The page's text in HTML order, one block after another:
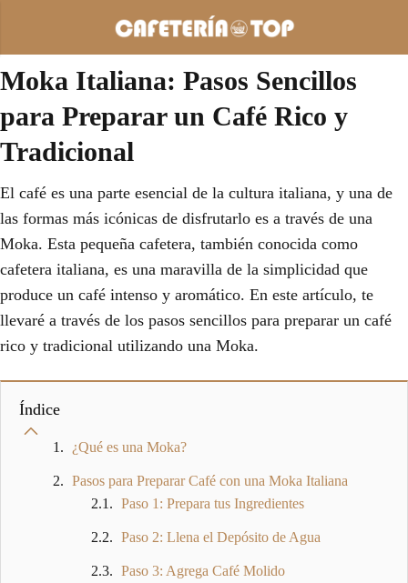
Moka Italiana: Pasos Sencillos
para Preparar un Café Rico y
Tradicional
El café es una parte esencial de la cultura italiana, y una de
las formas más icónicas de disfrutarlo es a través de una
Moka. Esta pequeña cafetera, también conocida como
cafetera italiana, es una maravilla de la simplicidad que
produce un café intenso y aromático. En este artículo, te
llevaré a través de los pasos sencillos para preparar un café
rico y tradicional utilizando una Moka.
Índice
¿Qué es una Moka?
Pasos para Preparar Café con una Moka Italiana
Paso 1: Prepara tus Ingredientes
Paso 2: Llena el Depósito de Agua
Paso 3: Agrega Café Molido